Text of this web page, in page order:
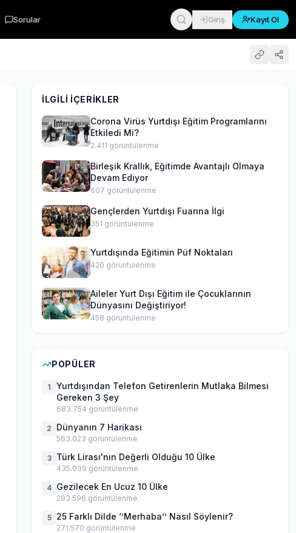
Sorular Giriş Kayıt Ol
İLGILI İÇERIKLER
Corona Virüs Yurtdışı Eğitim Programlarını
Etkiledi Mi?
2.411 görüntülenme
Birleşik Krallık, Eğitimde Avantajlı Olmaya
Devam Ediyor
607 görüntülenme
Gençlerden Yurtdışı Fuarına İlgi
351 görüntülenme
Yurtdışında Eğitimin Püf Noktaları
420 görüntülenme
Aileler Yurt Dışı Eğitim ile Çocuklarının
Dünyasını Değiştiriyor!
458 görüntülenme
POPÜLER
1
Yurtdışından Telefon Getirenlerin Mutlaka Bilmesi
Gereken 3 Şey
683.754 görüntülenme
2 Dünyanın 7 Harikası
563.023 görüntülenme
3 Türk Lirası'nın Değerli Olduğu 10 Ülke
435.039 görüntülenme
4 Gezilecek En Ucuz 10 Ülke
293.596 görüntülenme
5 25 Farklı Dilde ‘’Merhaba’’ Nasıl Söylenir?
271.570 görüntülenme